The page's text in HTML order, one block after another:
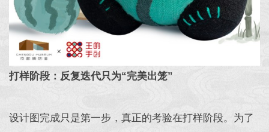
打样阶段：反复迭代只为“完美出笼”
设计图完成只是第一步，真正的考验在打样阶段。为了